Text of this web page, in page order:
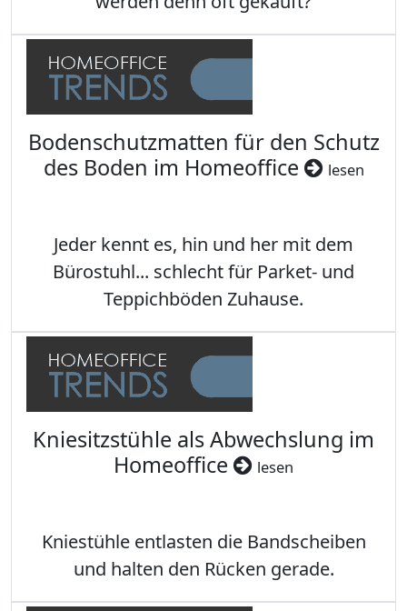
Bodenschutzmatten für den Schutz
des Boden im Homeoffice
lesen
Jeder kennt es, hin und her mit dem
Bürostuhl... schlecht für Parket- und
Teppichböden Zuhause.
Kniesitzstühle als Abwechslung im
Homeoffice
lesen
Kniestühle entlasten die Bandscheiben
und halten den Rücken gerade.